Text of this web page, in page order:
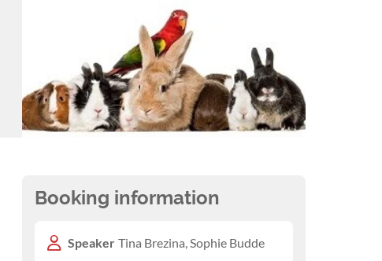
Booking information
Speaker Tina Brezina, Sophie Budde